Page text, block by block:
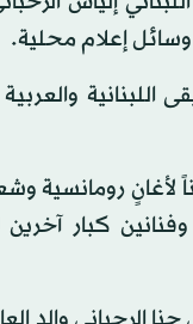
وسائل إعلام محلية.
اللبنانية
رومانسية
كبار